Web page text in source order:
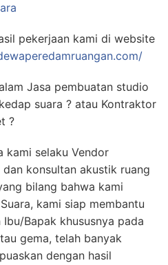
pekerjaan kami di website
Jasa pembuatan studio
suara ? atau Kontraktor
?
kami selaku Vendor
dan konsultan akustik ruang
bilang bahwa kami
kami siap membantu
Bapak khususnya pada
gema, telah banyak
dengan hasil